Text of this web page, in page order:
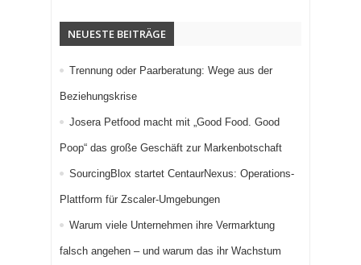
NEUESTE BEITRÄGE
Trennung oder Paarberatung: Wege aus der
Beziehungskrise
Josera Petfood macht mit „Good Food. Good
Poop“ das große Geschäft zur Markenbotschaft
SourcingBlox startet CentaurNexus: Operations-
Plattform für Zscaler-Umgebungen
Warum viele Unternehmen ihre Vermarktung
falsch angehen – und warum das ihr Wachstum